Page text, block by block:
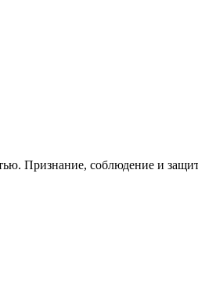
Признание, соблюдение и